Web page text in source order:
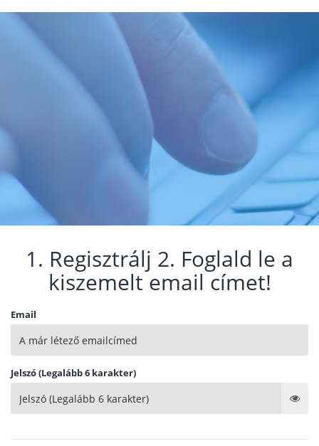
1. Regisztrálj 2. Foglald le a
kiszemelt email címet!
Email
Jelszó (Legalább 6 karakter)